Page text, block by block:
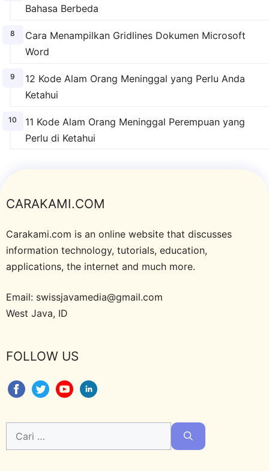
Bahasa Berbeda
Cara Menampilkan Gridlines Dokumen Microsoft
Word
12 Kode Alam Orang Meninggal yang Perlu Anda
Ketahui
11 Kode Alam Orang Meninggal Perempuan yang
Perlu di Ketahui
CARAKAMI.COM
Carakami.com is an online website that discusses
information technology, tutorials, education,
applications, the internet and much more.
Email: swissjavamedia@gmail.com
West Java, ID
FOLLOW US
Cari